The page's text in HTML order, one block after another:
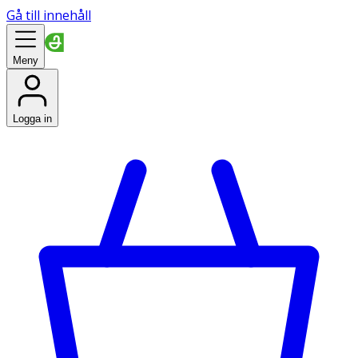
Gå till innehåll
Meny
Logga in